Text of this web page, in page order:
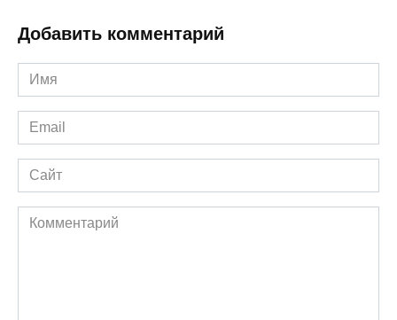
Добавить комментарий
Имя
*
Email
*
Сайт
Комментарий